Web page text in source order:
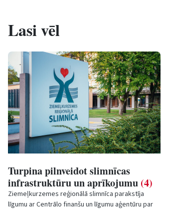
Lasi vēl
Turpina pilnveidot slimnīcas
infrastruktūru un aprīkojumu (4)
Ziemeļkurzemes reģionālā slimnīca parakstīja
līgumu ar Centrālo finanšu un līgumu aģentūru par